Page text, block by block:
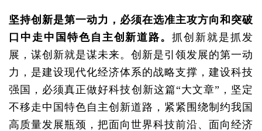
坚持创新是第一动力，必须在选准主攻方向和突破
口中走中国特色自主创新道路。抓创新就是抓发
展，谋创新就是谋未来。创新是引领发展的第一动
力，是建设现代化经济体系的战略支撑，建设科技
强国，必须真正做好科技创新这篇“大文章”，坚定
不移走中国特色自主创新道路，紧紧围绕制约我国
高质量发展瓶颈，把面向世界科技前沿、面向经济